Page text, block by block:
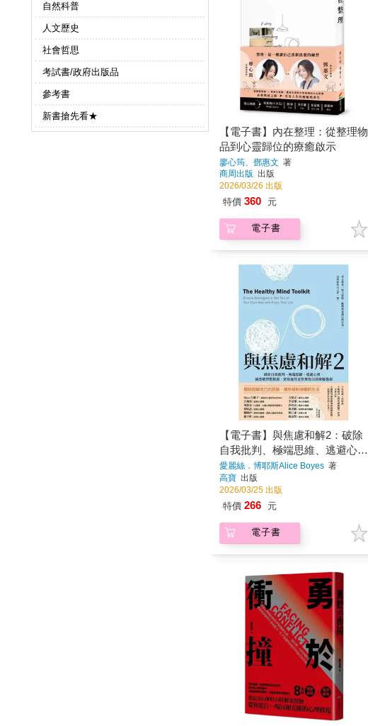
自然科普
人文歷史
社會哲思
考試書/政府出版品
參考書
新書搶先看★
【電子書】內在整理：從整理物
品到心靈歸位的療癒啟示
廖心筠、鄧惠文 著
商周出版 出版
2026/03/26 出版
特價 360 元
電子書
【電子書】與焦慮和解2：破除
自我批判、極端思維、逃避心
理，洞悉壞習慣根源，使你過得
更快樂的自我療癒指南
愛麗絲．博耶斯Alice Boyes著
高寶 出版
2026/03/25 出版
特價 266 元
電子書